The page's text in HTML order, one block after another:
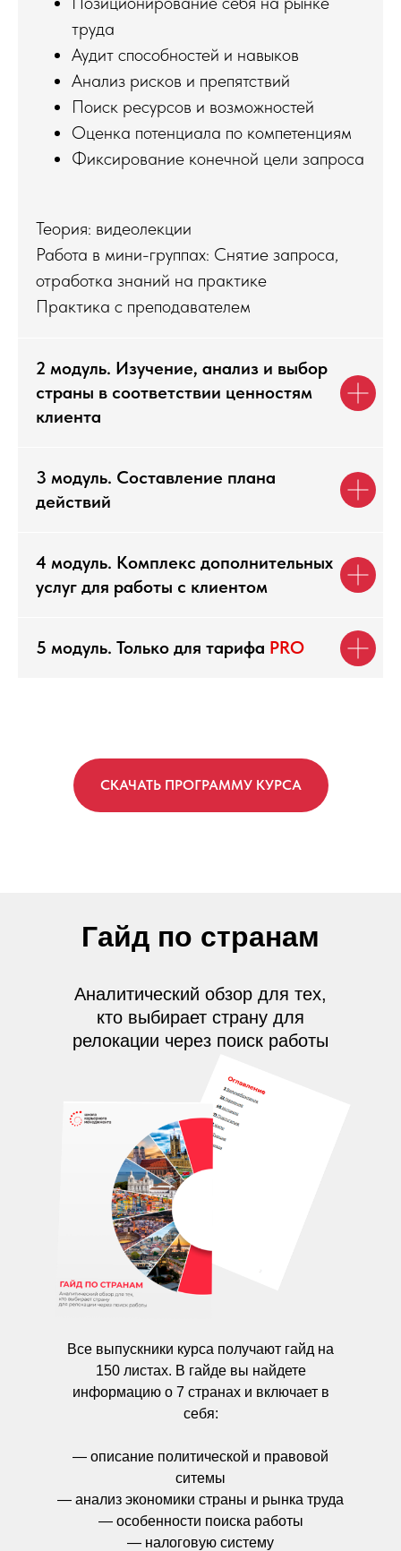
труда
Аудит способностей и навыков
Анализ рисков и препятствий
Поиск ресурсов и возможностей
Оценка потенциала по компетенциям
Фиксирование конечной цели запроса
Теория: видеолекции
Работа в мини-группах: Снятие запроса,
отработка знаний на практике
Практика с преподавателем
2 модуль. Изучение, анализ и выбор
страны в соответствии ценностям
клиента
3 модуль. Составление плана
действий
4 модуль. Комплекс дополнительных
услуг для работы с клиентом
5 модуль. Только для тарифа PRO
СКАЧАТЬ ПРОГРАММУ КУРСА
Гайд по странам
Аналитический обзор для тех,
кто выбирает страну для
релокации через поиск работы
Все выпускники курса получают гайд на
150 листах. В гайде вы найдете
информацию о 7 странах и включает в
себя:
— описание политической и правовой
ситемы
— анализ экономики страны и рынка труда
— особенности поиска работы
— налоговую систему